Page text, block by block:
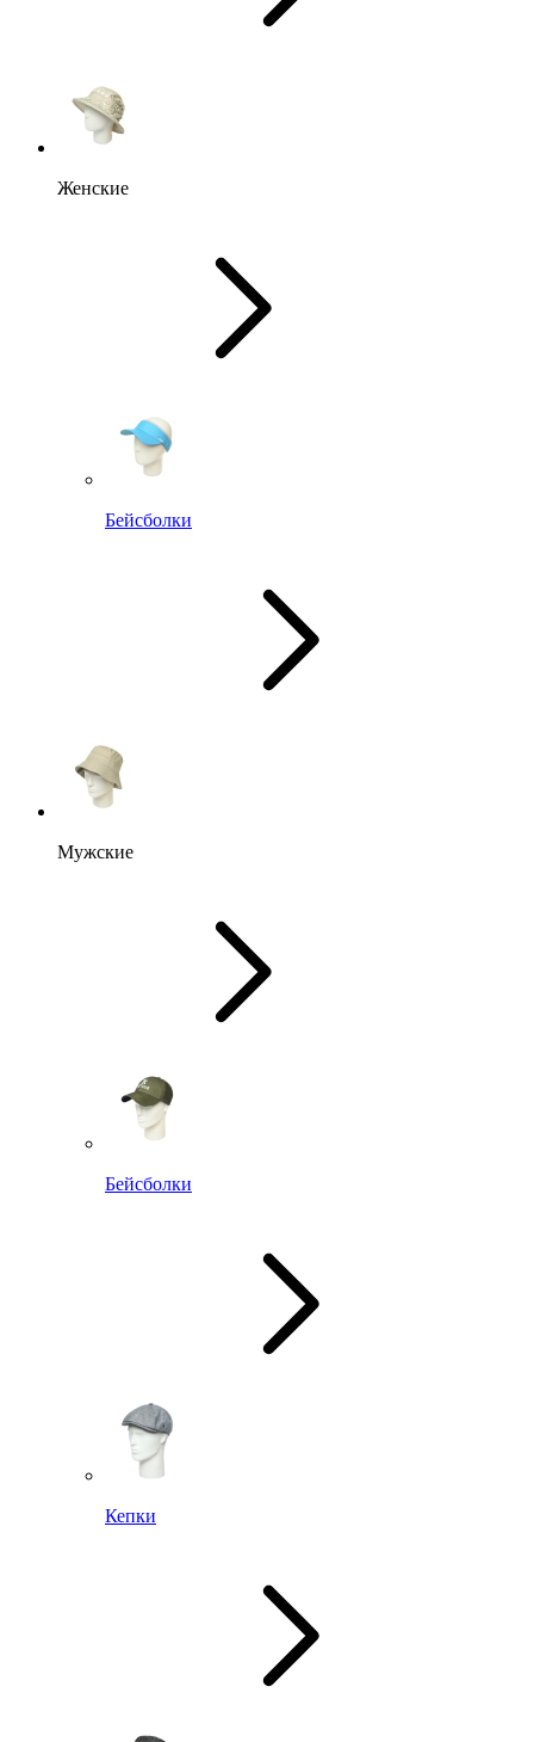
Женские
Бейсболки
Мужские
Бейсболки
Кепки